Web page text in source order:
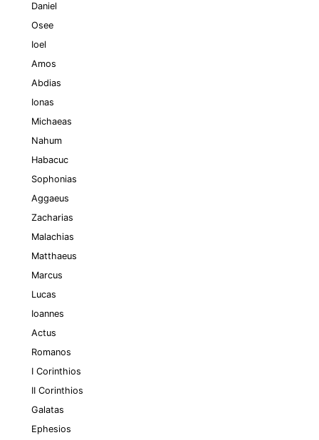
Daniel
Osee
Ioel
Amos
Abdias
Ionas
Michaeas
Nahum
Habacuc
Sophonias
Aggaeus
Zacharias
Malachias
Matthaeus
Marcus
Lucas
Ioannes
Actus
Romanos
I Corinthios
II Corinthios
Galatas
Ephesios